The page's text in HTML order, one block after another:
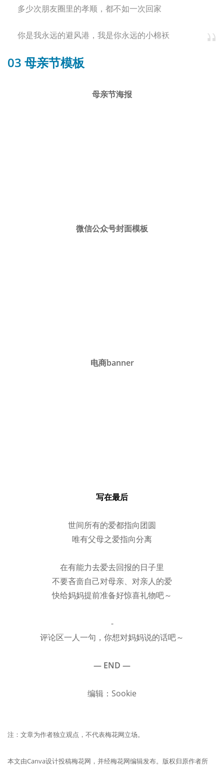
多少次朋友圈里的孝顺，都不如一次回家
你是我永远的避风港，我是你永远的小棉袄
03 母亲节模板
母亲节海报
微信公众号封面模板
电商banner
写在最后
世间所有的爱都指向团圆
唯有父母之爱指向分离
在有能力去爱去回报的日子里
不要吝啬自己对母亲、对亲人的爱
快给妈妈提前准备好惊喜礼物吧～
-
评论区一人一句，你想对妈妈说的话吧～
— END —
编辑：Sookie
注：文章为作者独立观点，不代表梅花网立场。
本文由Canva设计投稿梅花网，并经梅花网编辑发布。版权归原作者所